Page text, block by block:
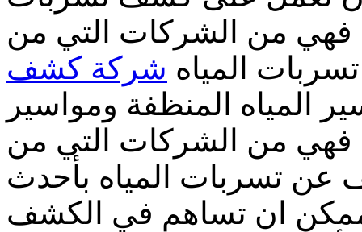
فهي من الشركات التي من
المياه شركة كشف
المياه المنظفة ومواسير
فهي من الشركات التي من
عن تسربات المياه بأحدث
ان تساهم في الكشف